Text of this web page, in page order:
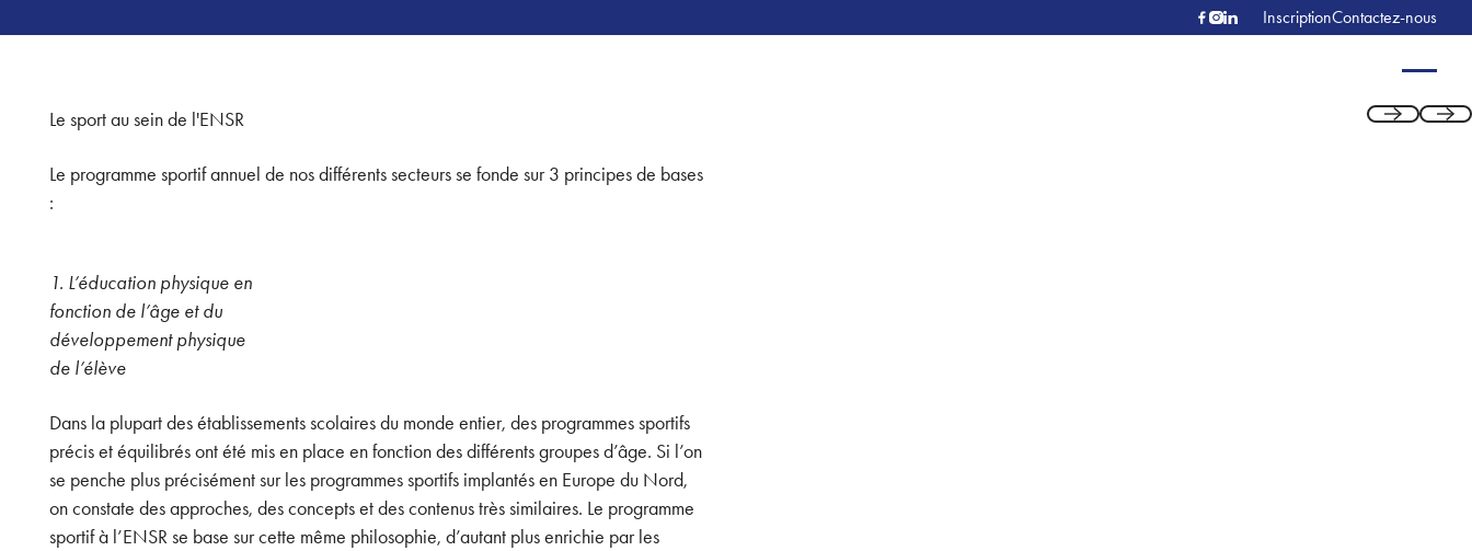
InscriptionContactez-nous
Le sport au sein de l'ENSR
Le programme sportif annuel de nos différents secteurs se fonde sur 3 principes de bases
:
1. L’éducation physique en
fonction de l’âge et du
développement physique
de l’élève
Dans la plupart des établissements scolaires du monde entier, des programmes sportifs
précis et équilibrés ont été mis en place en fonction des différents groupes d’âge. Si l’on
se penche plus précisément sur les programmes sportifs implantés en Europe du Nord,
on constate des approches, des concepts et des contenus très similaires. Le programme
sportif à l’ENSR se base sur cette même philosophie, d’autant plus enrichie par les